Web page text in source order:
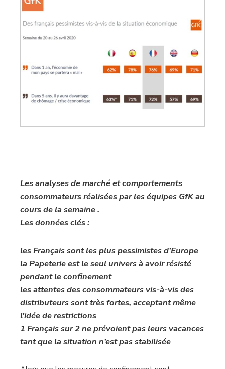
Les analyses de marché et comportements
consommateurs réalisées par les équipes GfK au
cours de la semaine .
Les données clés :
les Français sont les plus pessimistes d’Europe
la Papeterie est le seul univers à avoir résisté
pendant le confinement
les attentes des consommateurs vis-à-vis des
distributeurs sont très fortes, acceptant même
l’idée de restrictions
1 Français sur 2 ne prévoient pas leurs vacances
tant que la situation n’est pas stabilisée